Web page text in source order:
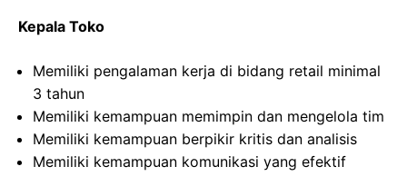
Kepala Toko
Memiliki pengalaman kerja di bidang retail minimal
3 tahun
Memiliki kemampuan memimpin dan mengelola tim
Memiliki kemampuan berpikir kritis dan analisis
Memiliki kemampuan komunikasi yang efektif